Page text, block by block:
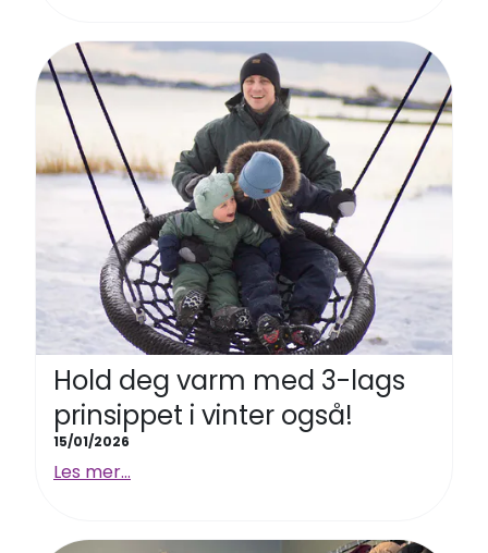
Hold deg varm med 3-lags
prinsippet i vinter også!
15/01/2026
Les mer...